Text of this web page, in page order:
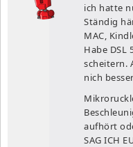
ich hatte
Ständig
MAC,
Habe DSL
scheitern.
nich
aufhört
SAG ICH